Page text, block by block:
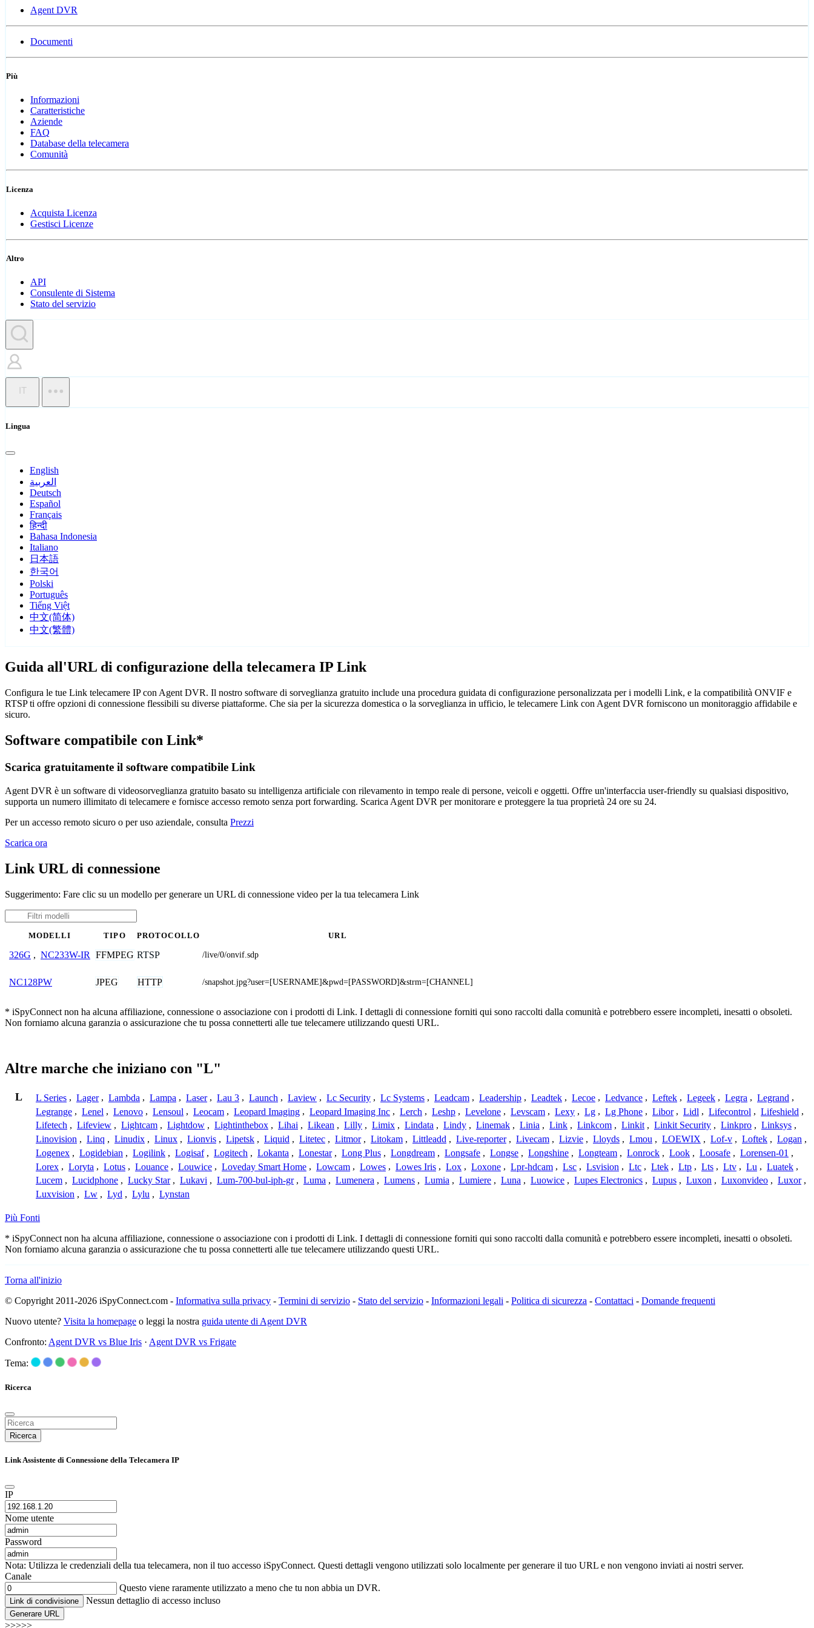
Agent DVR
Documenti
Più
Informazioni
Caratteristiche
Aziende
FAQ
Database della telecamera
Comunità
Licenza
Acquista Licenza
Gestisci Licenze
Altro
API
Consulente di Sistema
Stato del servizio
IT
Lingua
English
العربية
Deutsch
Español
Français
हिन्दी
Bahasa Indonesia
Italiano
日本語
한국어
Polski
Português
Tiếng Việt
中文(简体)
中文(繁體)
Guida all'URL di configurazione della telecamera IP Link
Configura le tue Link telecamere IP con Agent DVR. Il nostro software di sorveglianza gratuito include una procedura guidata di configurazione personalizzata per i modelli Link, e la compatibilità ONVIF e
RTSP ti offre opzioni di connessione flessibili su diverse piattaforme. Che sia per la sicurezza domestica o la sorveglianza in ufficio, le telecamere Link con Agent DVR forniscono un monitoraggio affidabile e
sicuro.
Software compatibile con Link*
Scarica gratuitamente il software compatibile Link
Agent DVR è un software di videosorveglianza gratuito basato su intelligenza artificiale con rilevamento in tempo reale di persone, veicoli e oggetti. Offre un'interfaccia user-friendly su qualsiasi dispositivo,
supporta un numero illimitato di telecamere e fornisce accesso remoto senza port forwarding. Scarica Agent DVR per monitorare e proteggere la tua proprietà 24 ore su 24.
Per un accesso remoto sicuro o per uso aziendale, consulta Prezzi
Scarica ora
Link URL di connessione
Suggerimento: Fare clic su un modello per generare un URL di connessione video per la tua telecamera Link
MODELLI TIPO PROTOCOLLO URL
326G , NC233W-IR FFMPEG RTSP /live/0/onvif.sdp
NC128PW JPEG HTTP /snapshot.jpg?user=[USERNAME]&pwd=[PASSWORD]&strm=[CHANNEL]
* iSpyConnect non ha alcuna affiliazione, connessione o associazione con i prodotti di Link. I dettagli di connessione forniti qui sono raccolti dalla comunità e potrebbero essere incompleti, inesatti o obsoleti.
Non forniamo alcuna garanzia o assicurazione che tu possa connetterti alle tue telecamere utilizzando questi URL.
Altre marche che iniziano con "L"
L L Series , Lager , Lambda , Lampa , Laser , Lau 3 , Launch , Laview , Lc Security , Lc Systems , Leadcam , Leadership , Leadtek , Lecoe , Ledvance , Leftek , Legeek , Legra , Legrand ,
Legrange , Lenel , Lenovo , Lensoul , Leocam , Leopard Imaging , Leopard Imaging Inc , Lerch , Leshp , Levelone , Levscam , Lexy , Lg , Lg Phone , Libor , Lidl , Lifecontrol , Lifeshield ,
Lifetech , Lifeview , Lightcam , Lightdow , Lightinthebox , Lihai , Likean , Lilly , Limix , Lindata , Lindy , Linemak , Linia , Link , Linkcom , Linkit , Linkit Security , Linkpro , Linksys ,
Linovision , Linq , Linudix , Linux , Lionvis , Lipetsk , Liquid , Litetec , Litmor , Litokam , Littleadd , Live-reporter , Livecam , Lizvie , Lloyds , Lmou , LOEWIX , Lof-v , Loftek , Logan ,
Logenex , Logidebian , Logilink , Logisaf , Logitech , Lokanta , Lonestar , Long Plus , Longdream , Longsafe , Longse , Longshine , Longteam , Lonrock , Look , Loosafe , Lorensen-01 ,
Lorex , Loryta , Lotus , Louance , Louwice , Loveday Smart Home , Lowcam , Lowes , Lowes Iris , Lox , Loxone , Lpr-hdcam , Lsc , Lsvision , Ltc , Ltek , Ltp , Lts , Ltv , Lu , Luatek ,
Lucem , Lucidphone , Lucky Star , Lukavi , Lum-700-bul-iph-gr , Luma , Lumenera , Lumens , Lumia , Lumiere , Luna , Luowice , Lupes Electronics , Lupus , Luxon , Luxonvideo , Luxor ,
Luxvision , Lw , Lyd , Lylu , Lynstan
Più Fonti
* iSpyConnect non ha alcuna affiliazione, connessione o associazione con i prodotti di Link. I dettagli di connessione forniti qui sono raccolti dalla comunità e potrebbero essere incompleti, inesatti o obsoleti.
Non forniamo alcuna garanzia o assicurazione che tu possa connetterti alle tue telecamere utilizzando questi URL.
Torna all'inizio
© Copyright 2011-2026 iSpyConnect.com - Informativa sulla privacy - Termini di servizio - Stato del servizio - Informazioni legali - Politica di sicurezza - Contattaci - Domande frequenti
Nuovo utente? Visita la homepage o leggi la nostra guida utente di Agent DVR
Confronto: Agent DVR vs Blue Iris · Agent DVR vs Frigate
Tema:
Ricerca
Ricerca
Link Assistente di Connessione della Telecamera IP
IP
Nome utente
Password
Nota: Utilizza le credenziali della tua telecamera, non il tuo accesso iSpyConnect. Questi dettagli vengono utilizzati solo localmente per generare il tuo URL e non vengono inviati ai nostri server.
Canale
Questo viene raramente utilizzato a meno che tu non abbia un DVR.
Link di condivisione Nessun dettaglio di accesso incluso
Generare URL
>>>>>